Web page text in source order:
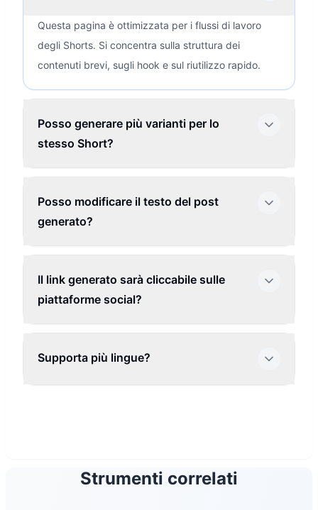
Questa pagina è ottimizzata per i flussi di lavoro
degli Shorts. Si concentra sulla struttura dei
contenuti brevi, sugli hook e sul riutilizzo rapido.
Posso generare più varianti per lo
stesso Short?
Posso modificare il testo del post
generato?
Il link generato sarà cliccabile sulle
piattaforme social?
Supporta più lingue?
Strumenti correlati